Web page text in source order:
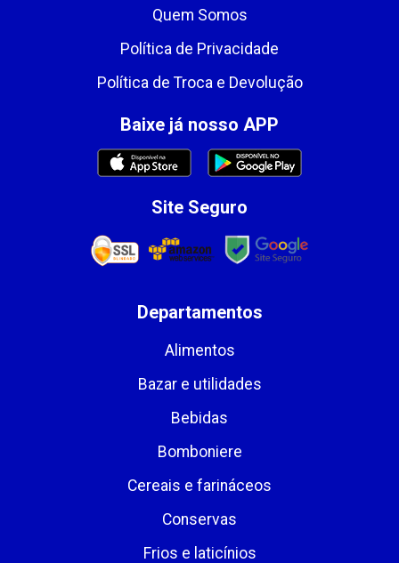
Quem Somos
Política de Privacidade
Política de Troca e Devolução
Baixe já nosso APP
Site Seguro
Departamentos
Alimentos
Bazar e utilidades
Bebidas
Bomboniere
Cereais e farináceos
Conservas
Frios e laticínios